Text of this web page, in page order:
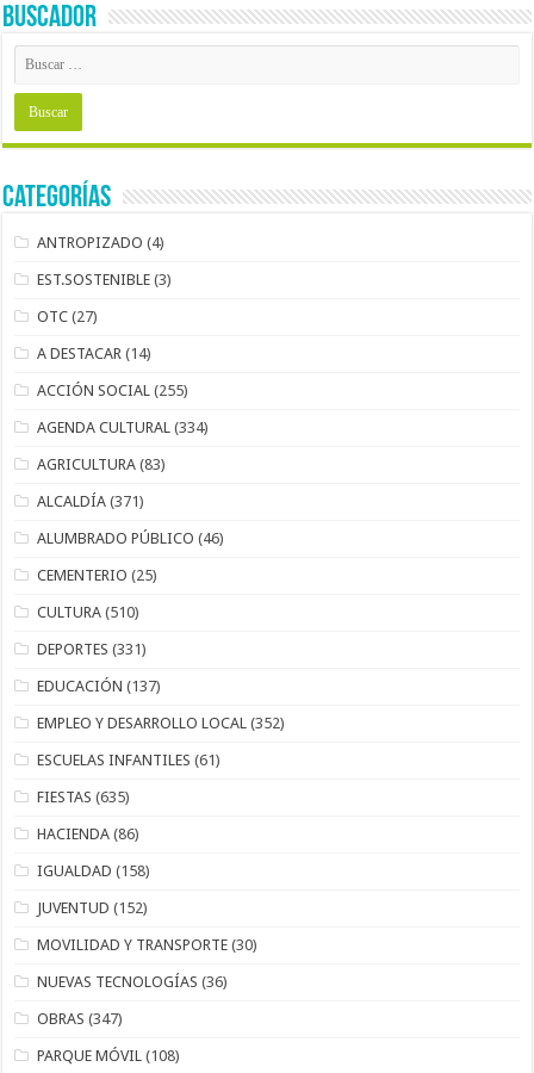
BUSCADOR
Categorías
ANTROPIZADO (4)
EST.SOSTENIBLE (3)
OTC (27)
A DESTACAR (14)
ACCIÓN SOCIAL (255)
AGENDA CULTURAL (334)
AGRICULTURA (83)
ALCALDÍA (371)
ALUMBRADO PÚBLICO (46)
CEMENTERIO (25)
CULTURA (510)
DEPORTES (331)
EDUCACIÓN (137)
EMPLEO Y DESARROLLO LOCAL (352)
ESCUELAS INFANTILES (61)
FIESTAS (635)
HACIENDA (86)
IGUALDAD (158)
JUVENTUD (152)
MOVILIDAD Y TRANSPORTE (30)
NUEVAS TECNOLOGÍAS (36)
OBRAS (347)
PARQUE MÓVIL (108)